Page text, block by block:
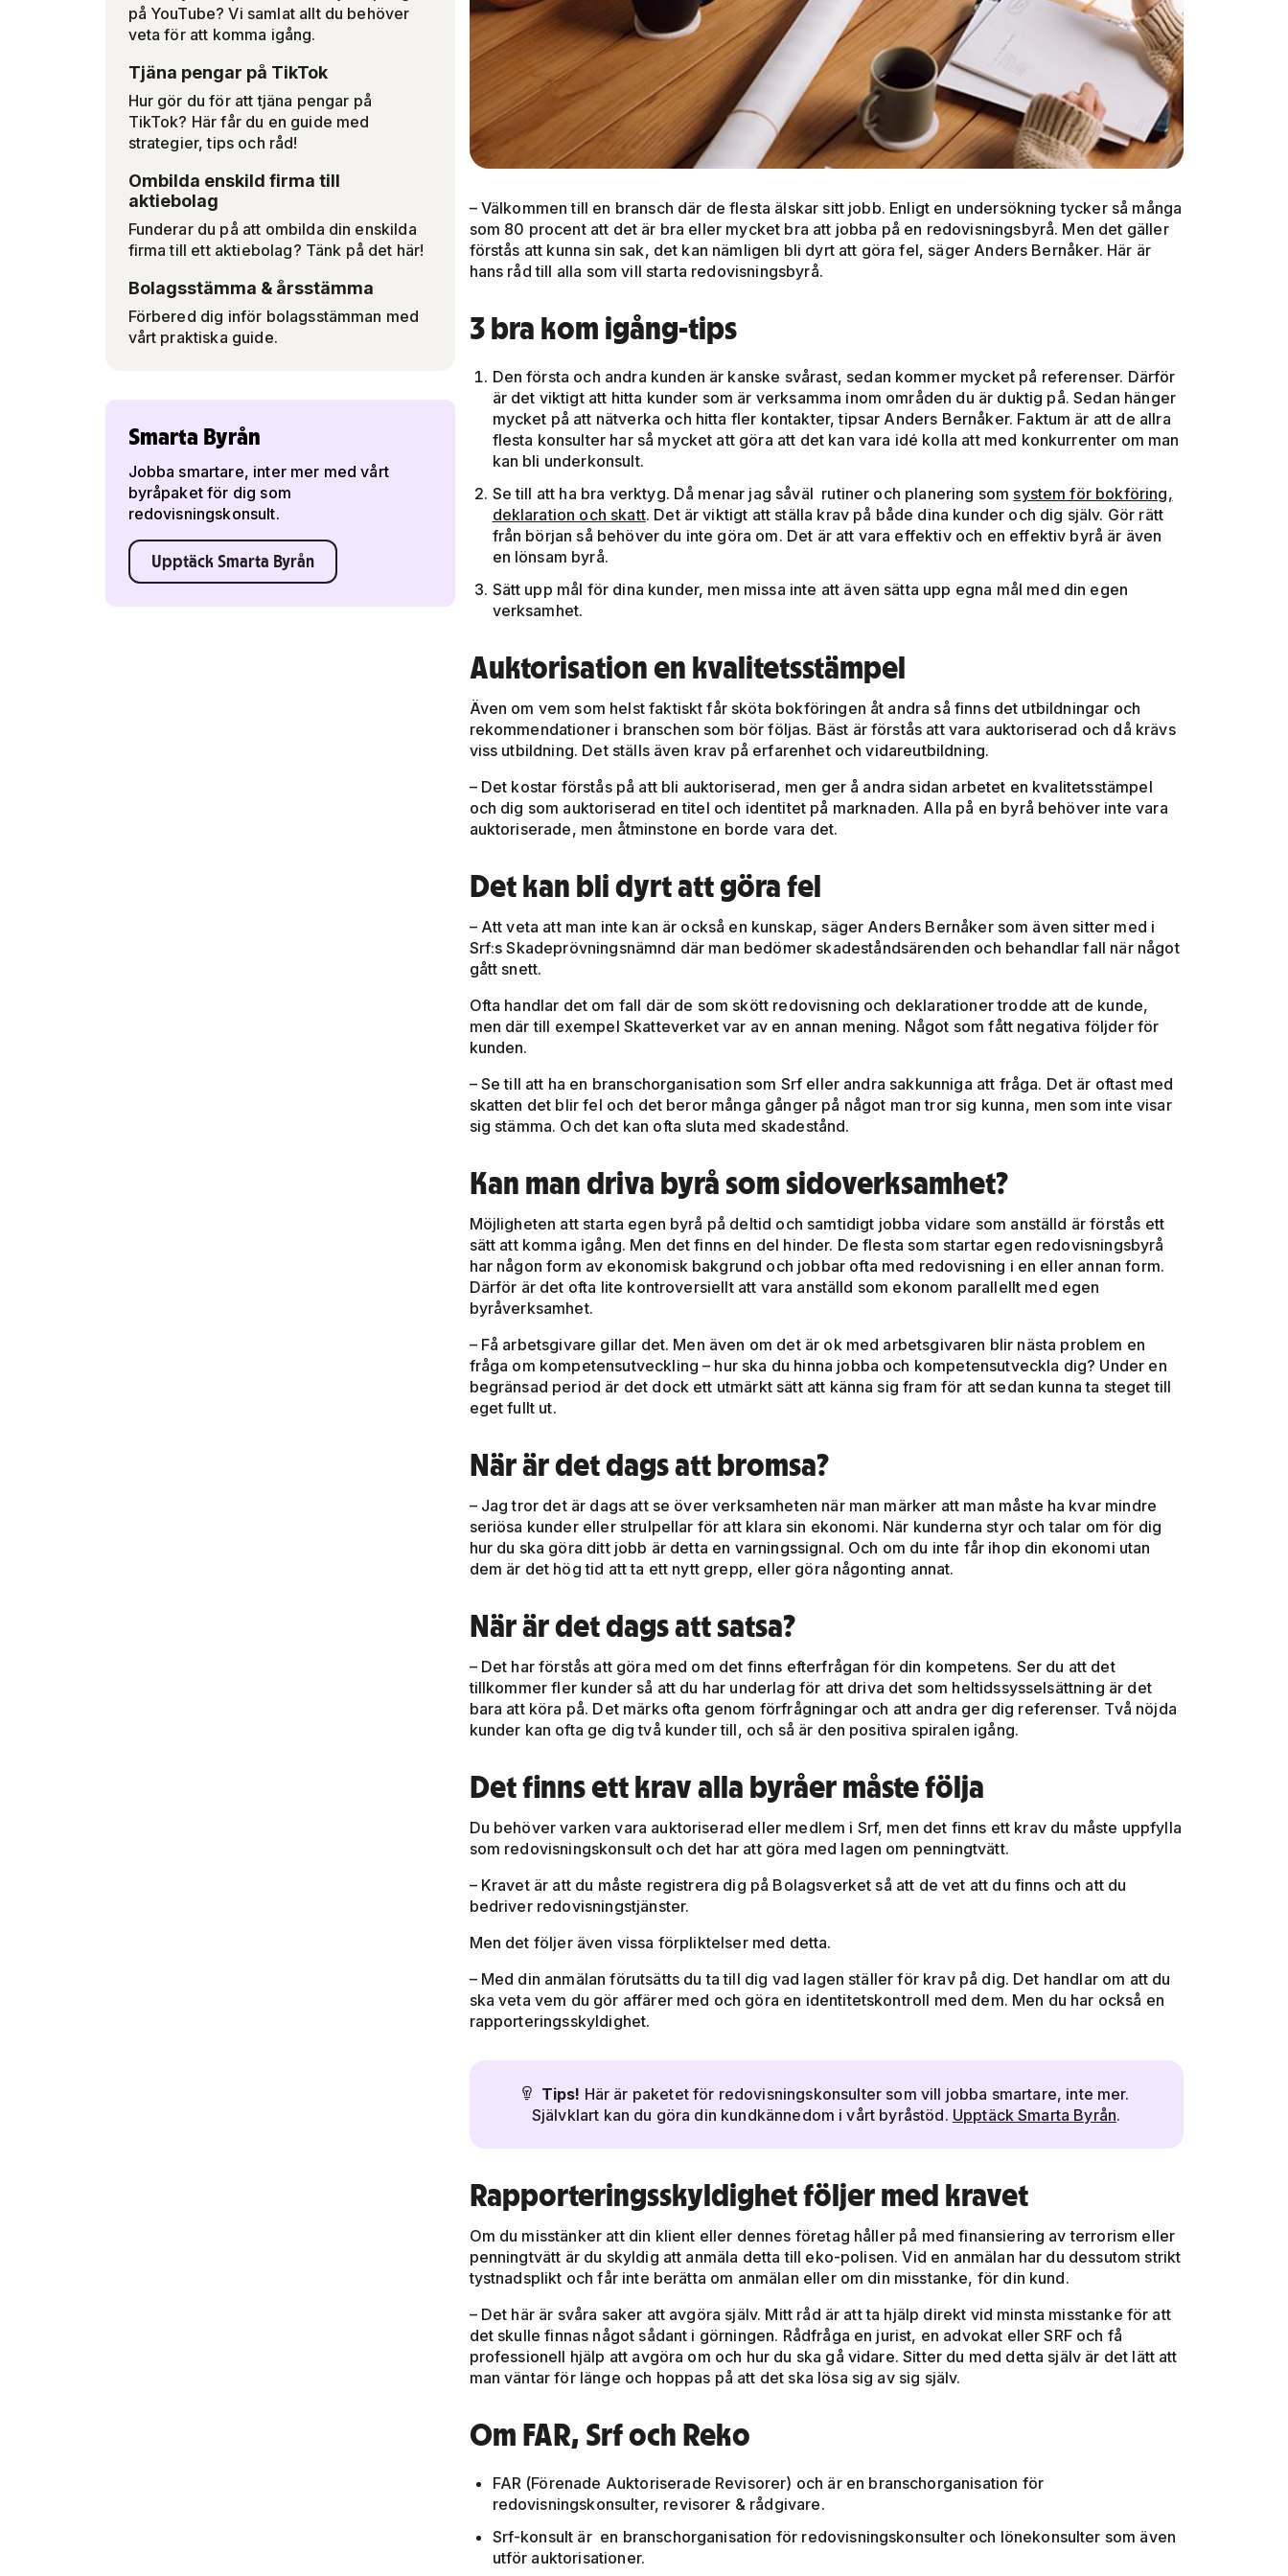
på YouTube? Vi samlat allt du behöver
veta för att komma igång.
Tjäna pengar på TikTok
Hur gör du för att tjäna pengar på
TikTok? Här får du en guide med
strategier, tips och råd!
Ombilda enskild firma till
aktiebolag
Funderar du på att ombilda din enskilda
firma till ett aktiebolag? Tänk på det här!
Bolagsstämma & årsstämma
Förbered dig inför bolagsstämman med
vårt praktiska guide.
Smarta Byrån
Jobba smartare, inter mer med vårt
byråpaket för dig som
redovisningskonsult.
Upptäck Smarta Byrån
– Välkommen till en bransch där de flesta älskar sitt jobb. Enligt en undersökning tycker så många
som 80 procent att det är bra eller mycket bra att jobba på en redovisningsbyrå. Men det gäller
förstås att kunna sin sak, det kan nämligen bli dyrt att göra fel, säger Anders Bernåker. Här är
hans råd till alla som vill starta redovisningsbyrå.
3 bra kom igång-tips
Den första och andra kunden är kanske svårast, sedan kommer mycket på referenser. Därför
är det viktigt att hitta kunder som är verksamma inom områden du är duktig på. Sedan hänger
mycket på att nätverka och hitta fler kontakter, tipsar Anders Bernåker. Faktum är att de allra
flesta konsulter har så mycket att göra att det kan vara idé kolla att med konkurrenter om man
kan bli underkonsult.
Se till att ha bra verktyg. Då menar jag såväl rutiner och planering som system för bokföring,
deklaration och skatt. Det är viktigt att ställa krav på både dina kunder och dig själv. Gör rätt
från början så behöver du inte göra om. Det är att vara effektiv och en effektiv byrå är även
en lönsam byrå.
Sätt upp mål för dina kunder, men missa inte att även sätta upp egna mål med din egen
verksamhet.
Auktorisation en kvalitetsstämpel
Även om vem som helst faktiskt får sköta bokföringen åt andra så finns det utbildningar och
rekommendationer i branschen som bör följas. Bäst är förstås att vara auktoriserad och då krävs
viss utbildning. Det ställs även krav på erfarenhet och vidareutbildning.
– Det kostar förstås på att bli auktoriserad, men ger å andra sidan arbetet en kvalitetsstämpel
och dig som auktoriserad en titel och identitet på marknaden. Alla på en byrå behöver inte vara
auktoriserade, men åtminstone en borde vara det.
Det kan bli dyrt att göra fel
– Att veta att man inte kan är också en kunskap, säger Anders Bernåker som även sitter med i
Srf:s Skadeprövningsnämnd där man bedömer skadeståndsärenden och behandlar fall när något
gått snett.
Ofta handlar det om fall där de som skött redovisning och deklarationer trodde att de kunde,
men där till exempel Skatteverket var av en annan mening. Något som fått negativa följder för
kunden.
– Se till att ha en branschorganisation som Srf eller andra sakkunniga att fråga. Det är oftast med
skatten det blir fel och det beror många gånger på något man tror sig kunna, men som inte visar
sig stämma. Och det kan ofta sluta med skadestånd.
Kan man driva byrå som sidoverksamhet?
Möjligheten att starta egen byrå på deltid och samtidigt jobba vidare som anställd är förstås ett
sätt att komma igång. Men det finns en del hinder. De flesta som startar egen redovisningsbyrå
har någon form av ekonomisk bakgrund och jobbar ofta med redovisning i en eller annan form.
Därför är det ofta lite kontroversiellt att vara anställd som ekonom parallellt med egen
byråverksamhet.
– Få arbetsgivare gillar det. Men även om det är ok med arbetsgivaren blir nästa problem en
fråga om kompetensutveckling – hur ska du hinna jobba och kompetensutveckla dig? Under en
begränsad period är det dock ett utmärkt sätt att känna sig fram för att sedan kunna ta steget till
eget fullt ut.
När är det dags att bromsa?
– Jag tror det är dags att se över verksamheten när man märker att man måste ha kvar mindre
seriösa kunder eller strulpellar för att klara sin ekonomi. När kunderna styr och talar om för dig
hur du ska göra ditt jobb är detta en varningssignal. Och om du inte får ihop din ekonomi utan
dem är det hög tid att ta ett nytt grepp, eller göra någonting annat.
När är det dags att satsa?
– Det har förstås att göra med om det finns efterfrågan för din kompetens. Ser du att det
tillkommer fler kunder så att du har underlag för att driva det som heltidssysselsättning är det
bara att köra på. Det märks ofta genom förfrågningar och att andra ger dig referenser. Två nöjda
kunder kan ofta ge dig två kunder till, och så är den positiva spiralen igång.
Det finns ett krav alla byråer måste följa
Du behöver varken vara auktoriserad eller medlem i Srf, men det finns ett krav du måste uppfylla
som redovisningskonsult och det har att göra med lagen om penningtvätt.
– Kravet är att du måste registrera dig på Bolagsverket så att de vet att du finns och att du
bedriver redovisningstjänster.
Men det följer även vissa förpliktelser med detta.
– Med din anmälan förutsätts du ta till dig vad lagen ställer för krav på dig. Det handlar om att du
ska veta vem du gör affärer med och göra en identitetskontroll med dem. Men du har också en
rapporteringsskyldighet.
 Tips! Här är paketet för redovisningskonsulter som vill jobba smartare, inte mer.
Självklart kan du göra din kundkännedom i vårt byråstöd. Upptäck Smarta Byrån.
Rapporteringsskyldighet följer med kravet
Om du misstänker att din klient eller dennes företag håller på med finansiering av terrorism eller
penningtvätt är du skyldig att anmäla detta till eko-polisen. Vid en anmälan har du dessutom strikt
tystnadsplikt och får inte berätta om anmälan eller om din misstanke, för din kund.
– Det här är svåra saker att avgöra själv. Mitt råd är att ta hjälp direkt vid minsta misstanke för att
det skulle finnas något sådant i görningen. Rådfråga en jurist, en advokat eller SRF och få
professionell hjälp att avgöra om och hur du ska gå vidare. Sitter du med detta själv är det lätt att
man väntar för länge och hoppas på att det ska lösa sig av sig själv.
Om FAR, Srf och Reko
FAR (Förenade Auktoriserade Revisorer) och är en branschorganisation för
redovisningskonsulter, revisorer & rådgivare.
Srf-konsult är en branschorganisation för redovisningskonsulter och lönekonsulter som även
utför auktorisationer.